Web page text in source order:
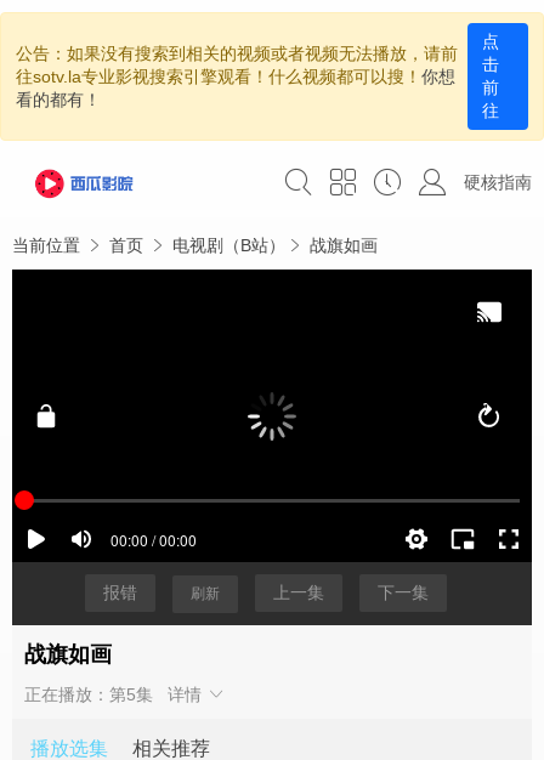
公告：如果没有搜索到相关的视频或者视频无法播放，请前
往sotv.la专业影视搜索引擎观看！什么视频都可以搜！ 你想
看的都有！
点
击
前
往
硬核指南
当前位置 首页 电视剧（B站） 战旗如画
报错 刷新 上一集 下一集
战旗如画
正在播放：第5集 详情
播放选集 相关推荐